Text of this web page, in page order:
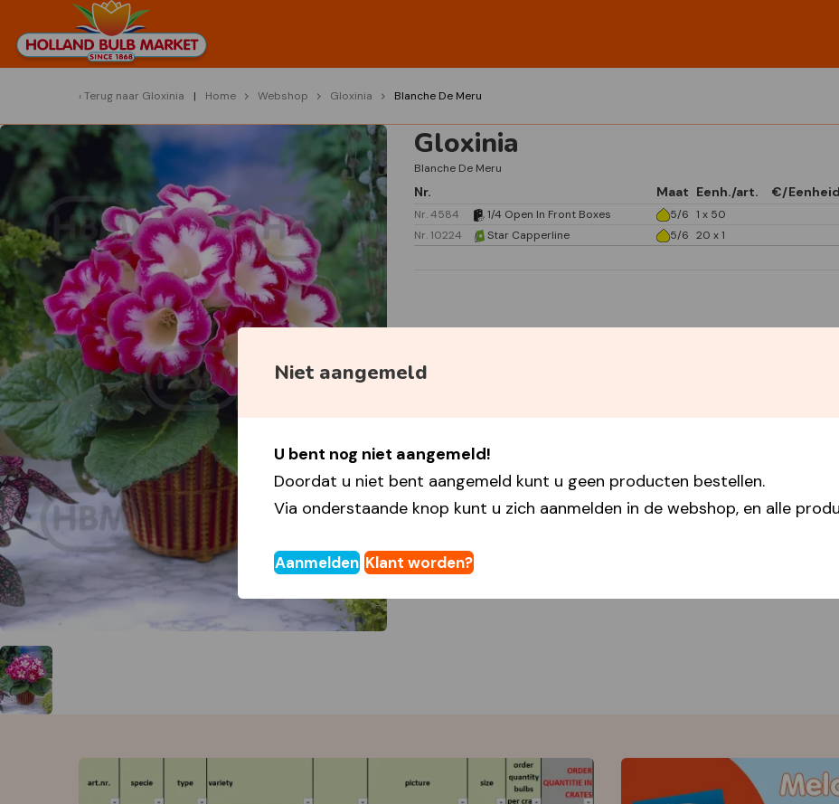
Niet aangemeld
U bent nog niet aangemeld!
Doordat u niet bent aangemeld kunt u geen producten bestellen.
Via onderstaande knop kunt u zich aanmelden in de webshop, en alle
Aanmelden Klant worden?
Terug naar Gloxinia Home Webshop Gloxinia Blanche De Meru
Gloxinia
Blanche De Meru
Nr. Maat Eenh./art. €/Eenheid
Nr. 4584 1/4 Open In Front Boxes 5/6 1 x 50
Nr. 10224
Star Capperline 5/6 20 x 1